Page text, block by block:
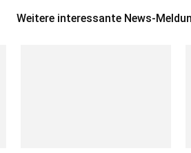
Weitere interessante News-